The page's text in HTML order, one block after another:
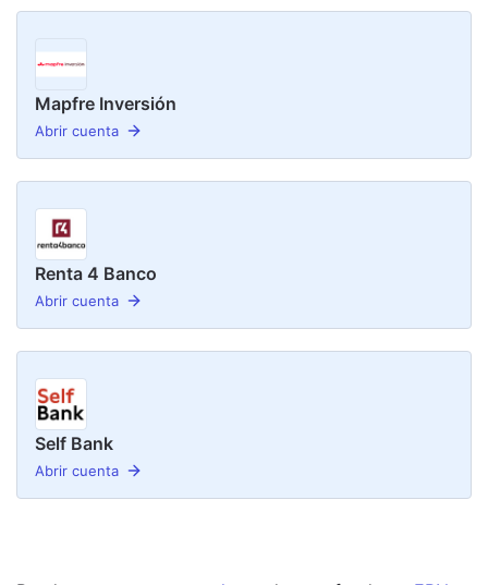
Mapfre Inversión
Abrir cuenta
Renta 4 Banco
Abrir cuenta
Self Bank
Abrir cuenta